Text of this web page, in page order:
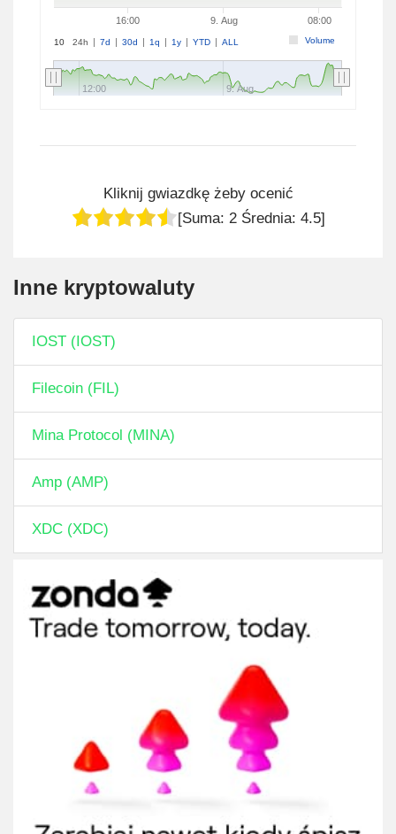
16:00 9. Aug 08:00
12:00 9. Aug
Volume
10 24h 7d 30d 1q 1y YTD ALL
Kliknij gwiazdkę żeby ocenić
[Suma: 2Średnia: 4.5]
Inne kryptowaluty
IOST (IOST)
Filecoin (FIL)
Mina Protocol (MINA)
Amp (AMP)
XDC (XDC)